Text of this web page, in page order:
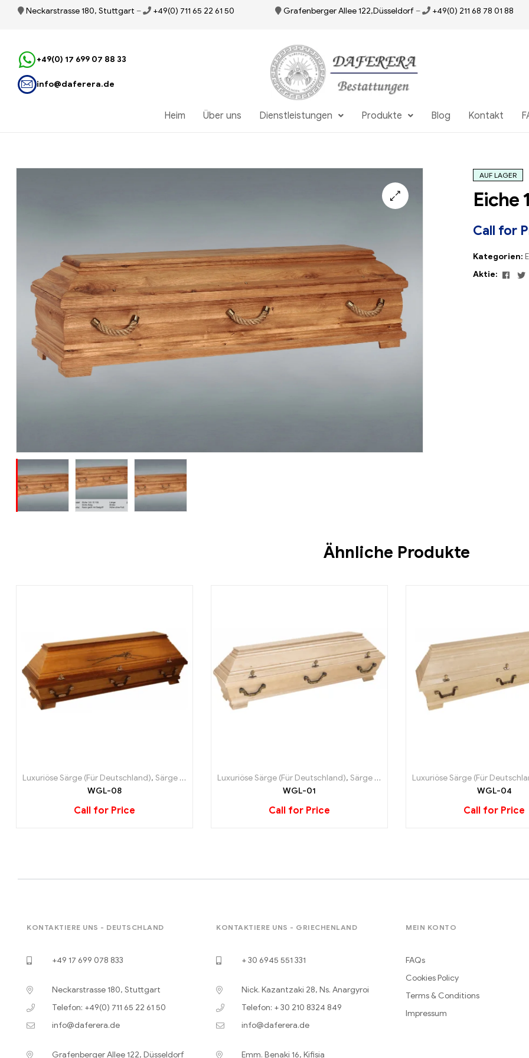
Neckarstrasse 180, Stuttgart – +49(0) 711 65 22 61 50 Grafenberger Allee 122,Düsseldorf – +49(0) 211 68 78 01 88
+49(0) 17 699 07 88 33
info@daferera.de
Heim Über uns Dienstleistungen Produkte Blog Kontakt
AUF LAGER
Eiche
Call for
Kategorien:
Aktie:
Ähnliche Produkte
Luxuriöse Särge (Für Deutschland), Särge (Für Deutschland)
WGL-08
Call for Price
Luxuriöse Särge (Für Deutschland), Särge (Für Deutschland)
WGL-01
Call for Price
Luxuriöse Särge (Für
WGL-04
Call for Price
KONTAKTIERE UNS - DEUTSCHLAND
+49 17 699 078 833
Neckarstrasse 180, Stuttgart
Telefon: +49(0) 711 65 22 61 50
info@daferera.de
Grafenberger Allee 122, Düsseldorf
KONTAKTIERE UNS - GRIECHENLAND
+ 30 6945 551 331
Nick. Kazantzaki 28, Ns. Anargyroi
Telefon: + 30 210 8324 849
info@daferera.de
Emm. Benaki 16, Kifisia
MEIN KONTO
FAQs
Cookies Policy
Terms & Conditions
Impressum